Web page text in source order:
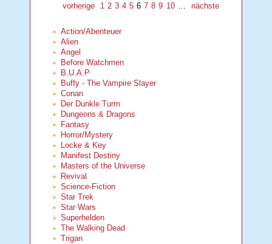
vorherige 1 2 3 4 5 6 7 8 9 10 nächste
Action/Abenteuer
Alien
Angel
Before Watchmen
B.U.A.P
Buffy - The Vampire Slayer
Conan
Der Dunkle Turm
Dungeons & Dragons
Fantasy
Horror/Mystery
Locke & Key
Manifest Destiny
Masters of the Universe
Revival
Science-Fiction
Star Trek
Star Wars
Superhelden
The Walking Dead
Trigan